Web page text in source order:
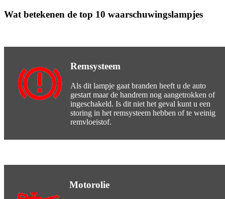
Wat betekenen de top 10 waarschuwingslampjes
Remsysteem
Als dit lampje gaat branden heeft u de auto
gestart maar de handrem nog aangetrokken of
ingeschakeld. Is dit niet het geval kunt u een
storing in het remsysteem hebben of te weinig
remvloeistof.
Motorolie